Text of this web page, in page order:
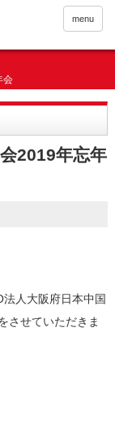
menu
会
2019年忘年
人大阪府日本中国
させていただきま